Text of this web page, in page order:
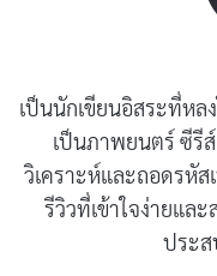
เรื่องราวเริ่มต้นด้วยก
“ชิออน” ทุกวิถีทาง ห
และเมื่อชิออนเติบโตขึ้
ในโลกนี้ไม่มีใครรู้จัก
สร้างเวทมนตร์ขึ้นมา
น้องชาย แม้เธอเองจ
หรือมีอยู่จริงหรือไม่
เป็นนักเขียนอิสระที่หล
เป็นภาพยนตร์ ซีรี
วิเคราะห์และถอดรหั
รีวิวที่เข้าใจง่ายแล
ประ